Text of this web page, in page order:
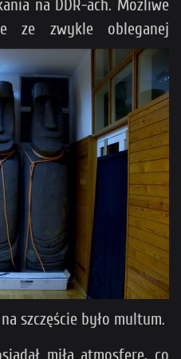
na DDR-ach. Możliwe
ze zwykle obleganej
szczęście było multum.
miłą atmosferę, co